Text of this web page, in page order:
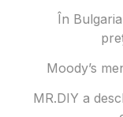
În
Moody’s
MR.DIY a